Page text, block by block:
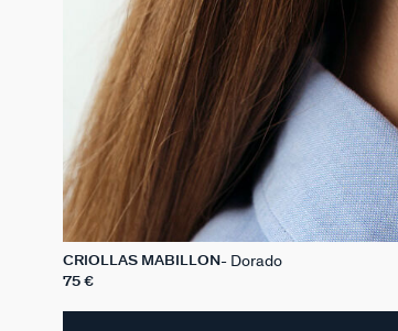
CRIOLLAS MABILLON Dorado
75 €